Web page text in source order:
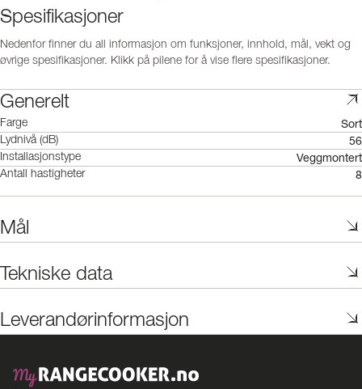
Spesifikasjoner
Nedenfor finner du all informasjon om funksjoner, innhold, mål, vekt og
øvrige spesifikasjoner. Klikk på pilene for å vise flere spesifikasjoner.
Generelt
Farge Sort
Lydnivå (dB) 56
Installasjonstype Veggmontert
Antall hastigheter 8
Mål
Tekniske data
Leverandørinformasjon